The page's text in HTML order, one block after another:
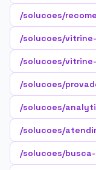
/solucoes/
/solucoes/
/solucoes/
/solucoes/
/solucoes/
/solucoes/
/solucoes/